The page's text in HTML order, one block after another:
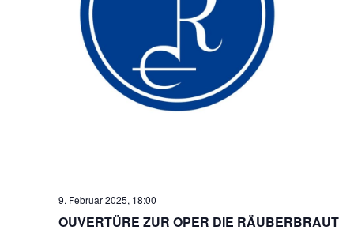
OUVERTÜRE ZUR OPER DIE RÄUBERBRAUT
9. Februar 2025, 18:00